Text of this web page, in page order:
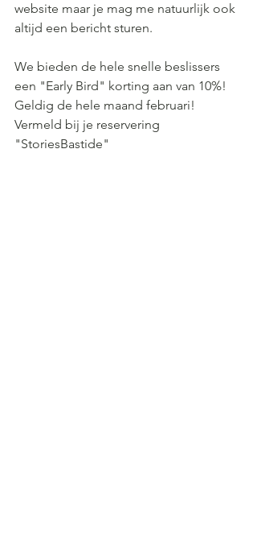
website maar je mag me natuurlijk ook
altijd een bericht sturen.
We bieden de hele snelle beslissers
een "Early Bird" korting aan van 10%!
Geldig de hele maand februari!
Vermeld bij je reservering
"StoriesBastide"